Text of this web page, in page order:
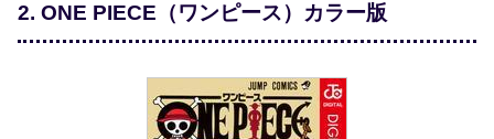
2. ONE PIECE（ワンピース）カラー版